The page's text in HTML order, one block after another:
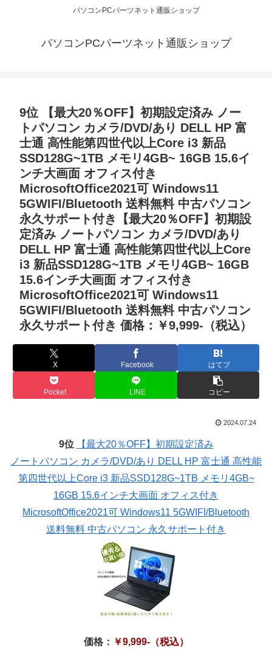
パソコンPCパーツネット通販ショップ
パソコンPCパーツネット通販ショップ
9位 【最大20％OFF】初期設定済み ノー
トパソコン カメラ/DVD/あり DELL HP 富
士通 高性能第四世代以上Core i3 新品
SSD128G~1TB メモリ4GB~ 16GB 15.6イ
ンチ大画面 オフィス付き
MicrosoftOffice2021可 Windows11
5GWIFI/Bluetooth 送料無料 中古パソコン
永久サポート付き【最大20％OFF】初期設
定済み ノートパソコン カメラ/DVD/あり
DELL HP 富士通 高性能第四世代以上Core
i3 新品SSD128G~1TB メモリ4GB~ 16GB
15.6インチ大画面 オフィス付き
MicrosoftOffice2021可 Windows11
5GWIFI/Bluetooth 送料無料 中古パソコン
永久サポート付き 価格：￥9,999-（税込）
X Facebook はてブ
Pocket LINE コピー
2024.07.24
9位
【最大20％OFF】初期設定済み
ノートパソコン カメラ/DVD/あり DELL HP 富士通 高性能
第四世代以上Core i3 新品SSD128G~1TB メモリ4GB~
16GB 15.6インチ大画面 オフィス付き
MicrosoftOffice2021可 Windows11 5GWIFI/Bluetooth
送料無料 中古パソコン 永久サポート付き
価格： ￥9,999-（税込）